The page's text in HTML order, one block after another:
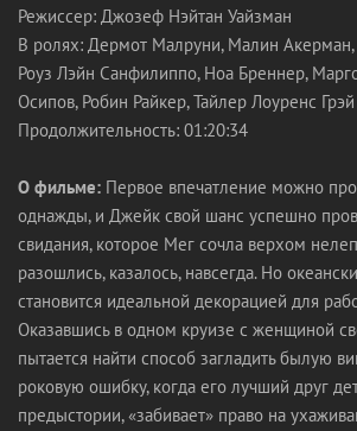
Режиссер: Джозеф Нэйтан Уайзман
В ролях: Дермот Малруни, Малин Акерман,
Роуз Лэйн Санфилиппо, Ноа Бреннер,
Осипов, Робин Райкер, Тайлер Лоуренс Грэй
Продолжительность: 01:20:34
О фильме: Первое впечатление можно
однажды, и Джейк свой шанс успешно
свидания, которое Мег сочла верхом
разошлись, казалось, навсегда. Но
становится идеальной декорацией для
Оказавшись в одном круизе с женщиной
пытается найти способ загладить былую
роковую ошибку, когда его лучший друг
предыстории, «забивает» право на